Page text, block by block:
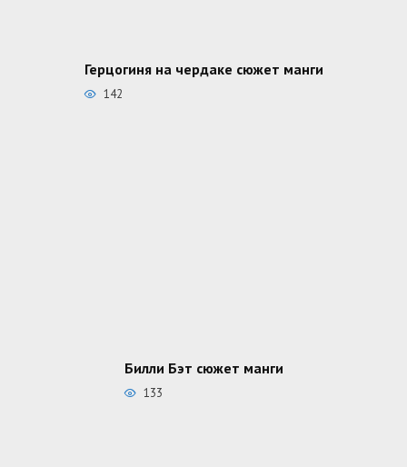
Герцогиня на чердаке сюжет манги
142
Билли Бэт сюжет манги
133